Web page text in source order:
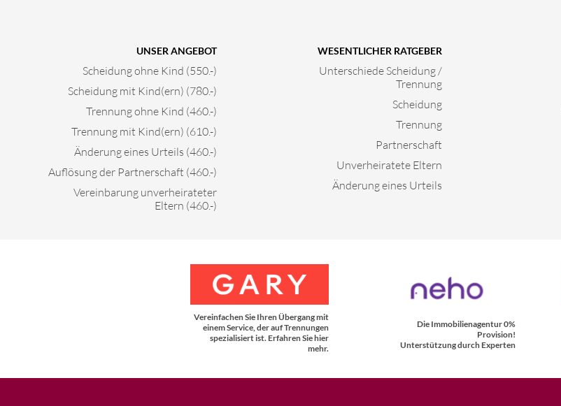
UNSER ANGEBOT
Scheidung ohne Kind (550.-)
Scheidung mit Kind(ern) (780.-)
Trennung ohne Kind (460.-)
Trennung mit Kind(ern) (610.-)
Änderung eines Urteils (460.-)
Auflösung der Partnerschaft (460.-)
Vereinbarung unverheirateter
Eltern (460.-)
WESENTLICHER RATGEBER
Unterschiede Scheidung /
Trennung
Scheidung
Trennung
Partnerschaft
Unverheiratete Eltern
Änderung eines Urteils
Vereinfachen Sie Ihren Übergang mit
einem Service, der auf Trennungen
spezialisiert ist. Erfahren Sie hier
mehr.
Die Immobilienagentur 0%
Provision!
Unterstützung durch Experten